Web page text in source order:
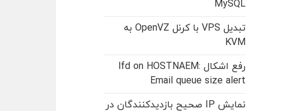
MySQL
تبدیل VPS با کرنل OpenVZ به
KVM
رفع اشکال lfd on HOSTNAEM:
Email queue size alert
نمایش IP صحیح بازدیدکنندگان در